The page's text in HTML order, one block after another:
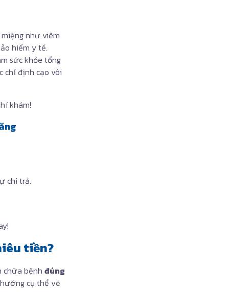
như viêm
hiểm y tế.
sức khỏe tổng
chỉ định cạo vôi
khám!
chi trả.
tiền?
chữa bệnh đúng
cụ thể về